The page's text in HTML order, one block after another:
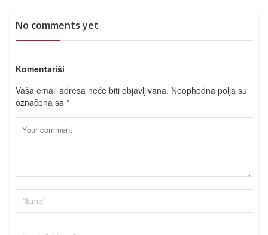
No comments yet
Komentariši
Vaša email adresa neće biti objavljivana. Neophodna polja su
označena sa *